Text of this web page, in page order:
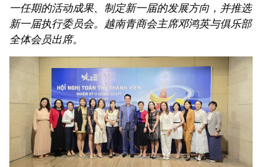
一任期的活动成果、制定新一届的发展方向，并推选
新一届执行委员会。越南青商会主席邓鸿英与俱乐部
全体会员出席。